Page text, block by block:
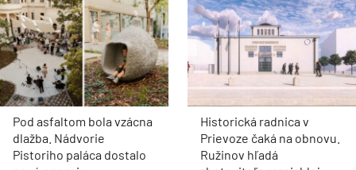
Pod asfaltom bola vzácna
dlažba. Nádvorie
Pistoriho paláca dostalo
Historická radnica v
Prievoze čaká na obnovu.
Ružinov hľadá